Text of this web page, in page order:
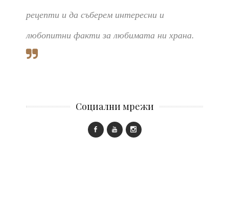
рецепти и да съберем интересни и
любопитни факти за любимата ни храна.
Социални мрежи